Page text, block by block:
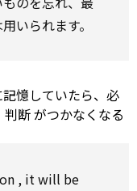
いられます。
憶していたら、必
判断がつかなくなる
, it will be